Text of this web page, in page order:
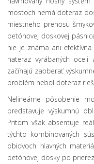
mostoch nemá doteraz
miestneho prenosu
betónovej doskovej
nie je známa ani
nateraz vyrábaných
začínajú zaoberať
problém nebol doteraz
Nelineárne pôsobenie
predstavuje výskumnú
Pritom však absentuje
týchto kombinovaných
obidvoch hlavných
betónovej dosky po